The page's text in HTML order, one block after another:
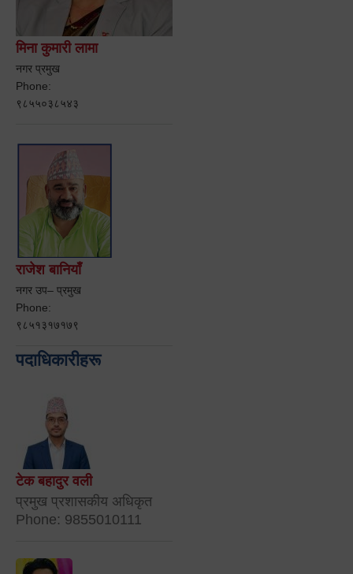
मिना कुमारी लामा
नगर प्रमुख
Phone:
९८५५०३८५४३
राजेश बानियाँ
नगर उप– प्रमुख
Phone:
९८५१३१७१७९
पदाधिकारीहरू
टेक बहादुर वली
प्रमुख प्रशासकीय अधिकृत
Phone: 9855010111